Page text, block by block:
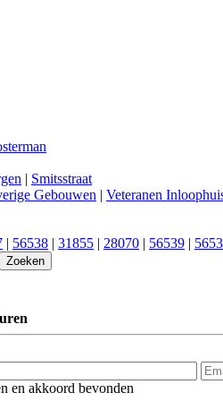
Smitsstraat
Gebouwen Veteranen
56538 31855 28070 56539
en akkoord bevonden